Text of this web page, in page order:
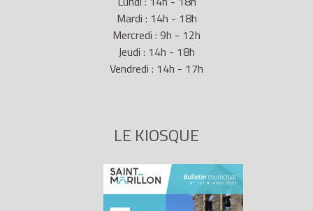
Mardi : 14h - 18h
Mercredi : 9h - 12h
Jeudi : 14h - 18h
Vendredi : 14h - 17h
LE KIOSQUE